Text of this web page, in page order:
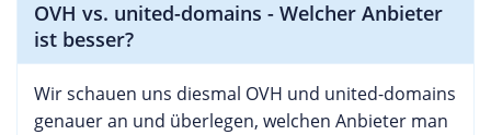
OVH vs. united-domains - Welcher Anbieter
ist besser?
Wir schauen uns diesmal OVH und united-domains
genauer an und überlegen, welchen Anbieter man